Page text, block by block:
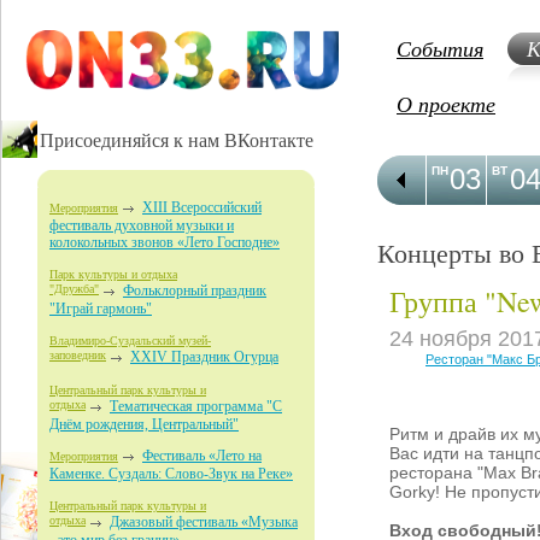
Присоединяйся к нам ВКонтакте
Мероприятия
XIII Всероссийский
фестиваль духовной музыки и
колокольных звонов «Лето Господне»
Парк культуры и отдыха
"Дружба"
Фольклорный праздник
"Играй гармонь"
Владимиро-Суздальский музей-
заповедник XXIV Праздник Огурца
Центральный парк культуры и
отдыха
Тематическая программа "С
Днём рождения, Центральный"
Мероприятия
Фестиваль «Лето на
Каменке. Суздаль: Слово-Звук на Реке»
Центральный парк культуры и
отдыха
Джазовый фестиваль «Музыка
События
О проекте
03
ПН 04
ВТ
Концерты во
Группа
24 ноября
Ресторан "Макс
Ритм и драйв их
Вас идти на
ресторана "Max
Gorky! Не
Вход свободный!